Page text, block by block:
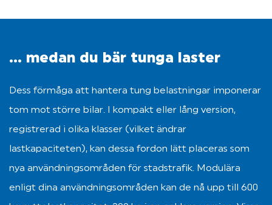
... medan du bär tunga laster
Dess förmåga att hantera tung belastningar imponerar
tom mot större bilar. I kompakt eller lång version,
registrerad i olika klasser (vilket ändrar
lastkapaciteten), kan dessa fordon lätt placeras som
nya användningsområden för stadstrafik. Modulära
enligt dina användningsområden kan de nå upp till 600